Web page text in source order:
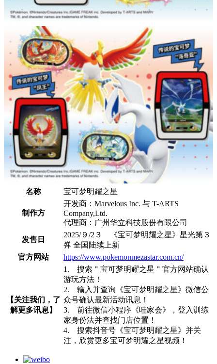
名称 宝可梦明耀之星
制作方
开发商：Marvelous Inc. 与 T-ARTS
Company,Ltd.
代理商：广州华立科技股份有限公司
发售日
2025/９/2３ 《宝可梦明耀之星》星光第３
弹 全国陆续上新
官方网站
https://www.pokemonmezastar.com.cn/
【关注我们，了
解更多讯息】
1. 搜索＂宝可梦明耀之星＂官方网站确认
游玩方法！
2. 输入并查询《宝可梦明耀之星》微信公
众号确认最新活动讯息！
3. 前往微信小程序《哇家会》，登入训练
家身份法并查找门店位置！
4. 搜索抖音号《宝可梦明耀之星》并关
注，欣赏更多宝可梦明耀之星视频！